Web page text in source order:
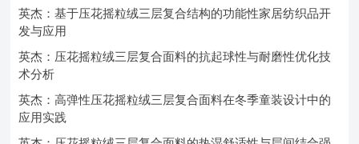
英杰：基于压花摇粒绒三层复合结构的功能性家居纺织品开
发与应用
英杰：压花摇粒绒三层复合面料的抗起球性与耐磨性优化技
术分析
英杰：高弹性压花摇粒绒三层复合面料在冬季童装设计中的
应用实践